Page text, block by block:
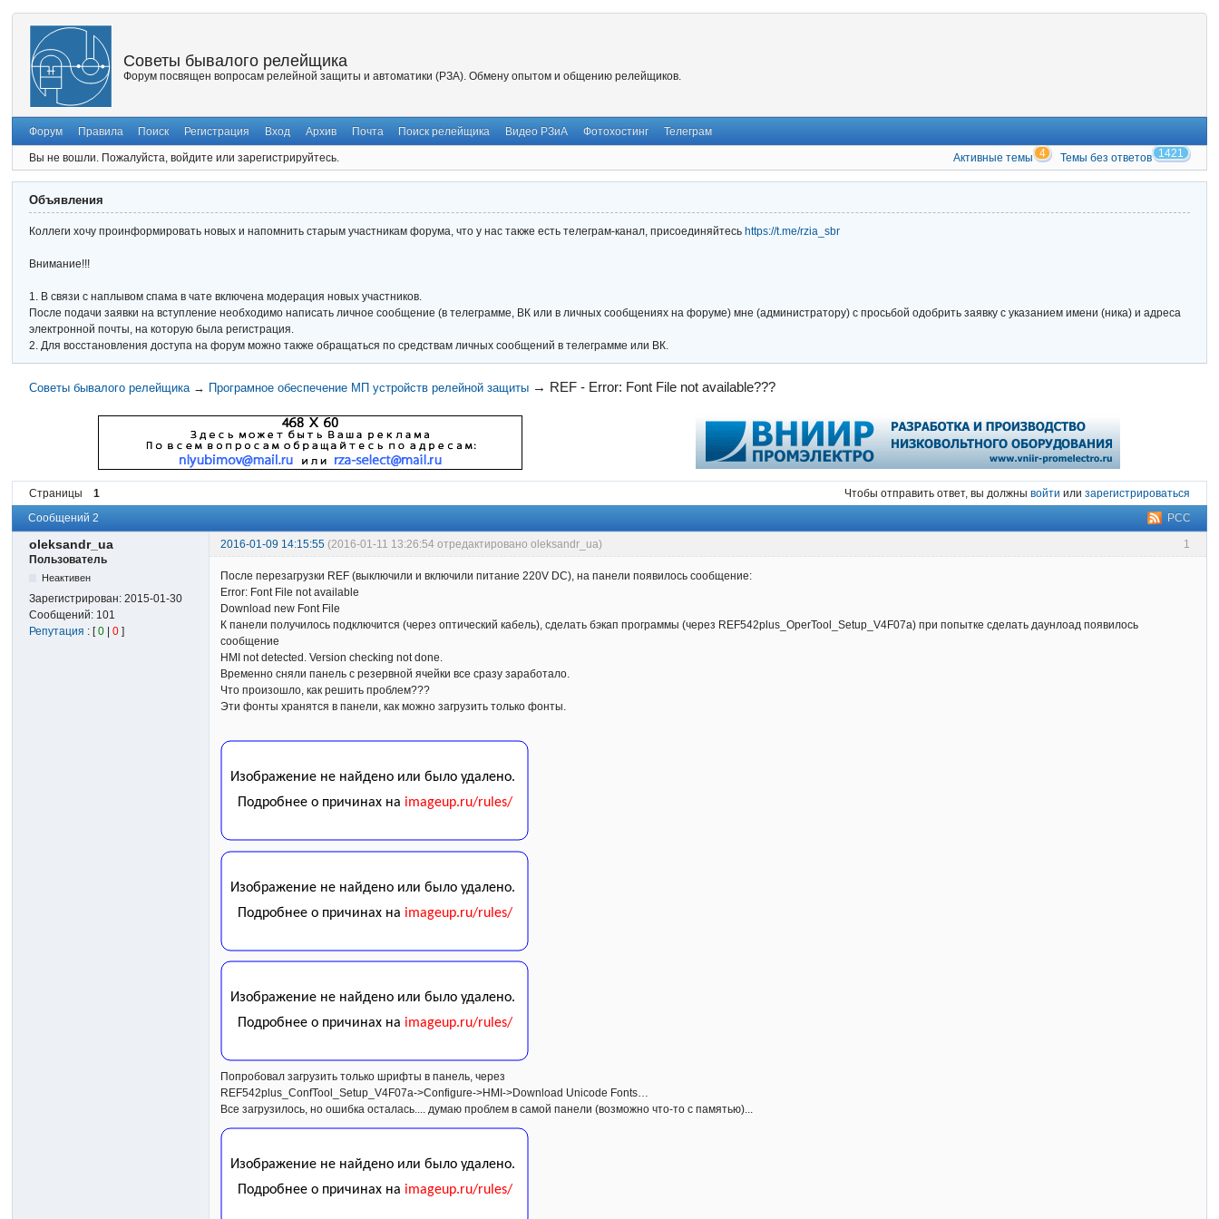
Советы бывалого релейщика
Форум посвящен вопросам релейной защиты и автоматики (РЗА). Обмену опытом и общению релейщиков.
Форум Правила Поиск Регистрация Вход Архив Почта Поиск релейщика Видео РЗиА Фотохостинг Телеграм
Вы не вошли. Пожалуйста, войдите или зарегистрируйтесь. Активные темы 4 Темы без ответов 1421
Объявления
Коллеги хочу проинформировать новых и напомнить старым участникам форума, что у нас также есть телеграм-канал, присоединяйтесь https://t.me/rzia_sbr
Внимание!!!
1. В связи с наплывом спама в чате включена модерация новых участников.
После подачи заявки на вступление необходимо написать личное сообщение (в телеграмме, ВК или в личных сообщениях на форуме) мне (администратору) с просьбой одобрить заявку с указанием имени (ника) и адреса
электронной почты, на которую была регистрация.
2. Для восстановления доступа на форум можно также обращаться по средствам личных сообщений в телеграмме или ВК.
Советы бывалого релейщика → Програмное обеспечение МП устройств релейной защиты → REF - Error: Font File not available???
Страницы 1 Чтобы отправить ответ, вы должны войти или зарегистрироваться
РСС
Сообщений 2
1
oleksandr_ua 2016-01-09 14:15:55 (2016-01-11 13:26:54 отредактировано oleksandr_ua)
Пользователь
Неактивен
Зарегистрирован:2015-01-30
Сообщений: 101
Репутация : [0 |0 ]
После перезагрузки REF (выключили и включили питание 220V DC), на панели появилось сообщение:
Error: Font File not available
Download new Font File
К панели получилось подключится (через оптический кабель), сделать бэкап программы (через REF542plus_OperTool_Setup_V4F07a) при попытке сделать даунлоад появилось
сообщение
HMI not detected. Version checking not done.
Временно сняли панель с резервной ячейки все сразу заработало.
Что произошло, как решить проблем???
Эти фонты хранятся в панели, как можно загрузить только фонты.
Попробовал загрузить только шрифты в панель, через
REF542plus_ConfTool_Setup_V4F07a->Configure->HMI->Download Unicode Fonts…
Все загрузилось, но ошибка осталась.... думаю проблем в самой панели (возможно что-то с памятью)...